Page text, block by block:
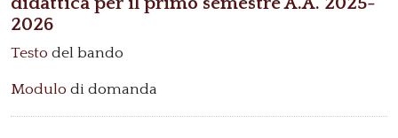
2026
Testo del bando
Modulo di domanda